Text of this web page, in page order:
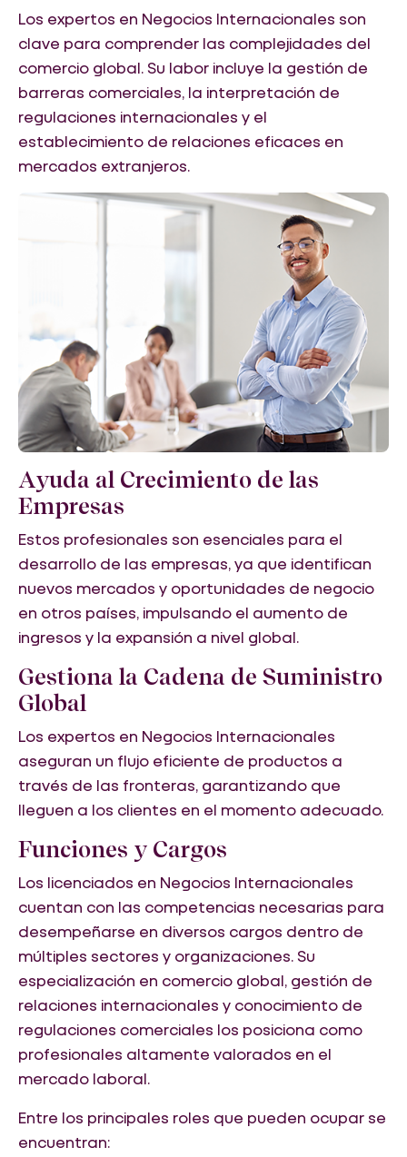
Los expertos en Negocios Internacionales son
clave para comprender las complejidades del
comercio global. Su labor incluye la gestión de
barreras comerciales, la interpretación de
regulaciones internacionales y el
establecimiento de relaciones eficaces en
mercados extranjeros.
Ayuda al Crecimiento de las
Empresas
Estos profesionales son esenciales para el
desarrollo de las empresas, ya que identifican
nuevos mercados y oportunidades de negocio
en otros países, impulsando el aumento de
ingresos y la expansión a nivel global.
Gestiona la Cadena de Suministro
Global
Los expertos en Negocios Internacionales
aseguran un flujo eficiente de productos a
través de las fronteras, garantizando que
lleguen a los clientes en el momento adecuado.
Funciones y Cargos
Los licenciados en Negocios Internacionales
cuentan con las competencias necesarias para
desempeñarse en diversos cargos dentro de
múltiples sectores y organizaciones. Su
especialización en comercio global, gestión de
relaciones internacionales y conocimiento de
regulaciones comerciales los posiciona como
profesionales altamente valorados en el
mercado laboral.
Entre los principales roles que pueden ocupar se
encuentran: